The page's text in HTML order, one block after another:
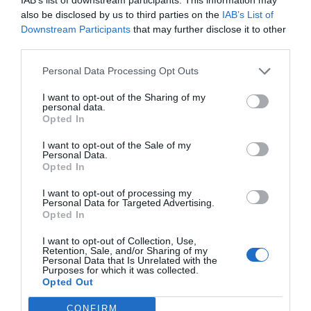
also be disclosed by us to third parties on the IAB’s List of
Downstream Participants that may further disclose it to other
Personal Data Processing Opt Outs
I want to opt-out of the Sharing of my
personal data.
Opted In
I want to opt-out of the Sale of my
Personal Data.
Opted In
I want to opt-out of processing my
Personal Data for Targeted Advertising.
Opted In
I want to opt-out of Collection, Use,
Retention, Sale, and/or Sharing of my
Personal Data that Is Unrelated with the
Purposes for which it was collected.
Opted Out
CONFIRM
Popularne Kategorie
1
Bułgaria. Ile kosztuje wynajem
Złotych Piaskach w sezonie 2026?
najpopularniejszych i najlepiej
przyciągający turystów pięknymi,
sezonie 2026 ceny wynajmu sprzętu
wyżywienia i transportu uległy pewnym
rynkowym modyfikacjom, które
wakacyjnym budżecie. Ten
szczegółowy, analityczny przewodnik
rozkłada na czynniki pierwsze
pomagając precyzyjnie i bezstresowo
Bułgaria. Architektoniczne perełki
bułgarskim wybrzeżu Morza Czarnego,
Stare Miasto, położone na
architektonicznym, oferującym podróż
w czasie od starożytnej Grecji po
Bułgaria. Stare Miasto w Sozopolu:
Spacer po brukowanych uliczkach i
najstarszych i najbardziej urokliwych
miejsc na bułgarskim wybrzeżu. Ten
brukowanych alejkach, wśród unikalnych
3 15.03.2026• 10 min
Gotowy plan zwiedzania: Święty
Kompletny, intensywny przewodnik dla